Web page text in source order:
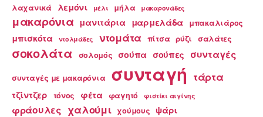
λαχανικά λεμόνι μέλι μήλα μακαρονάδες
μακαρόνια μανιτάρια μαρμελάδα μπακαλιάρος
μπισκότα ντολμάδες ντομάτα πίτσα ρύζι σαλάτες
σοκολάτα σολομός σούπα σούπες συνταγές
συνταγές με μακαρόνια συνταγή τάρτα
τζίντζερ τόνος φέτα φαγητό φιστίκι αιγίνης
φράουλες χαλούμι χούμους ψάρι